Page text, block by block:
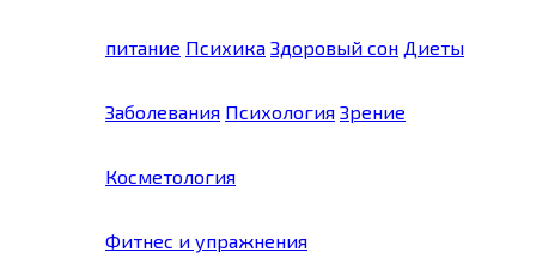
питание Психика Здоровый сон Диеты
Заболевания Психология Зрение
Косметология
Фитнес и упражнения